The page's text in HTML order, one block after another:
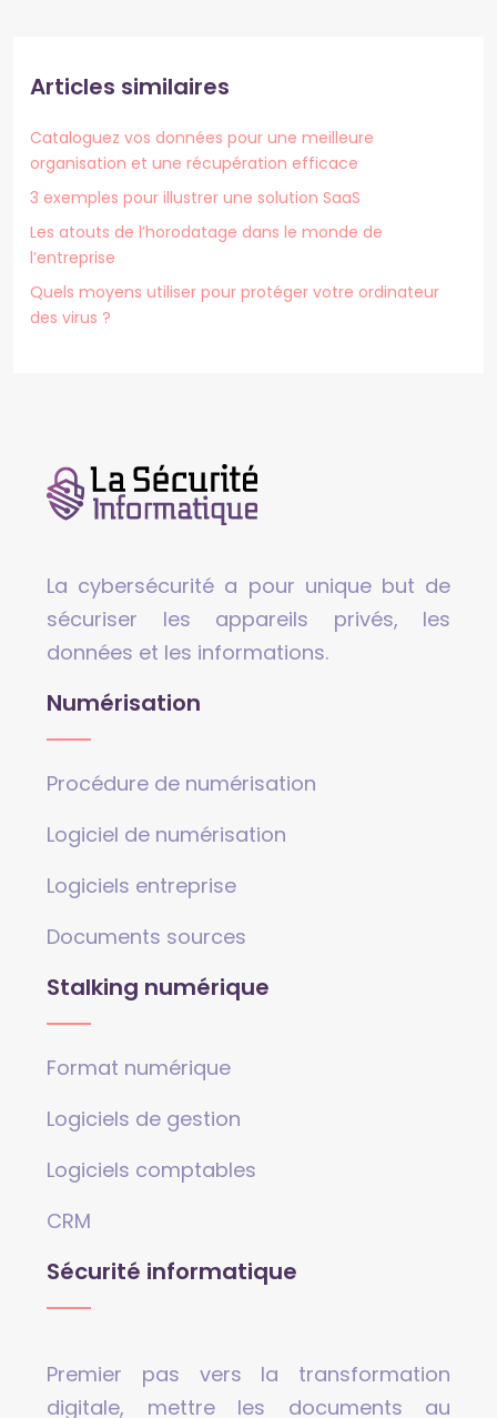
Articles similaires
Cataloguez vos données pour une meilleure
organisation et une récupération efficace
3 exemples pour illustrer une solution SaaS
Les atouts de l’horodatage dans le monde de
l’entreprise
Quels moyens utiliser pour protéger votre ordinateur
des virus ?
La cybersécurité a pour unique but de
sécuriser les appareils privés, les
données et les informations.
Numérisation
Procédure de numérisation
Logiciel de numérisation
Logiciels entreprise
Documents sources
Stalking numérique
Format numérique
Logiciels de gestion
Logiciels comptables
CRM
Sécurité informatique
Premier pas vers la transformation
digitale, mettre les documents au